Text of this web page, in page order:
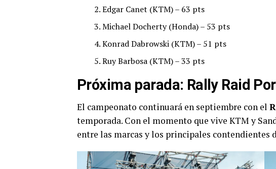
Edgar Canet (KTM) – 63 pts
Michael Docherty (Honda) – 53 pts
Konrad Dabrowski (KTM) – 51 pts
Ruy Barbosa (KTM) – 33 pts
Próxima parada: Rally Raid
El campeonato continuará en septiembre con el
temporada. Con el momento que vive KTM y
entre las marcas y los principales contendientes